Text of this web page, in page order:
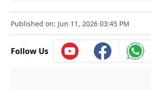
Published on: Jun 11, 2026 03:45 PM
Follow Us